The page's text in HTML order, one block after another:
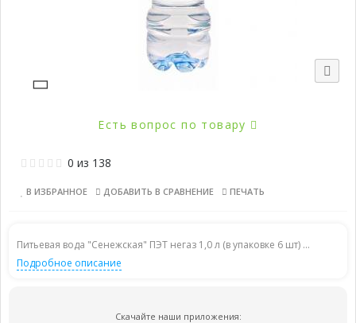
Есть вопрос по товару
0 из 138
В ИЗБРАННОЕ ДОБАВИТЬ В СРАВНЕНИЕ ПЕЧАТЬ
Питьевая вода "Сенежская" ПЭТ негаз 1,0 л (в упаковке 6 шт) ...
Подробное описание
Скачайте наши приложения: